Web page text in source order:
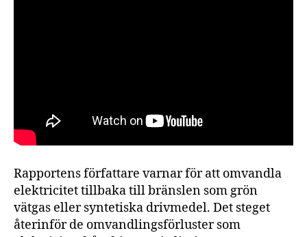
Rapportens författare varnar för att omvandla
elektricitet tillbaka till bränslen som grön
vätgas eller syntetiska drivmedel. Det steget
återinför de omvandlingsförluster som